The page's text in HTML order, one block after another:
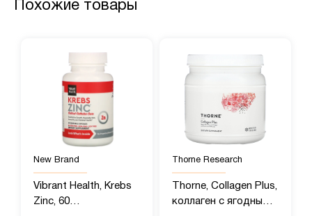
Похожие товары
New Brand
Vibrant Health, Krebs
Zinc, 60
Thorne Research
Thorne, Collagen Plus,
коллаген с ягодным